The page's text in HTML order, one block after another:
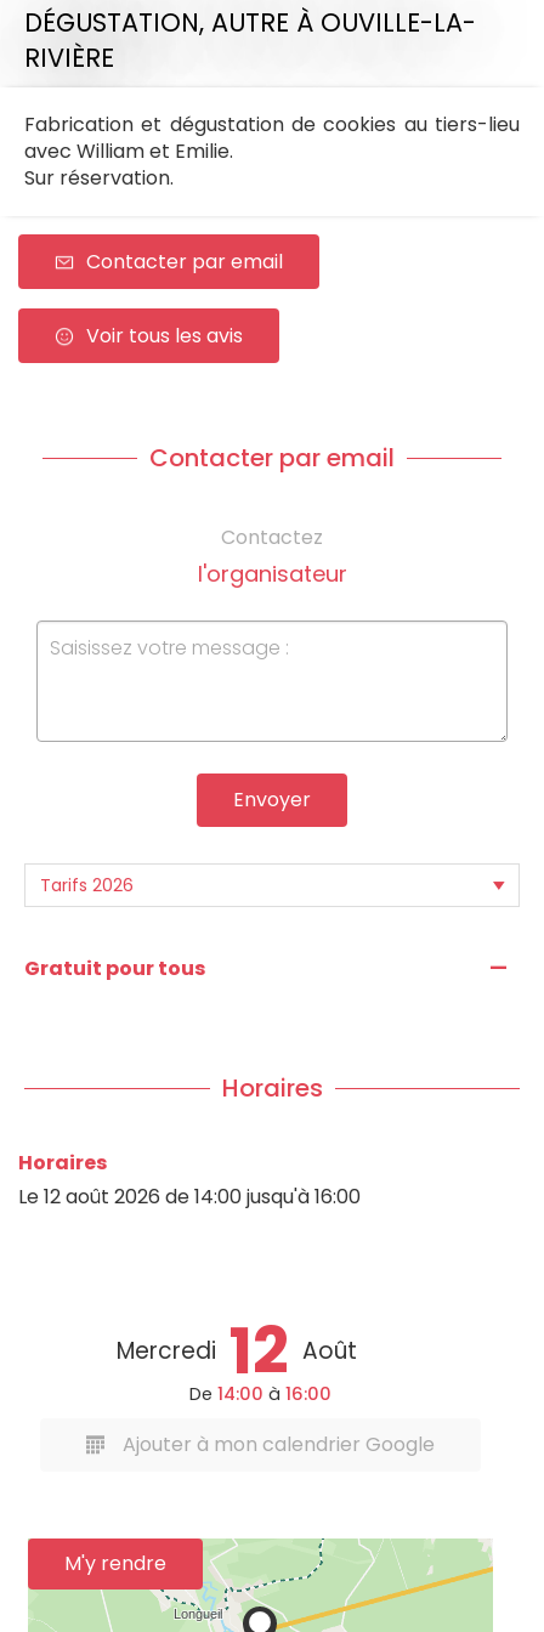
DÉGUSTATION, AUTRE À OUVILLE-LA-
RIVIÈRE
Fabrication et dégustation de cookies au tiers-lieu
avec William et Emilie.
Sur réservation.
Contacter par email
Voir tous les avis
Contacter par email
Contactez
l'organisateur
Envoyer
Gratuit pour tous —
Horaires
Horaires
Le12 août 2026 de 14:00 jusqu'à 16:00
Mercredi 12 Août
De 14:00 à 16:00
Ajouter à mon calendrier Google
M'y rendre